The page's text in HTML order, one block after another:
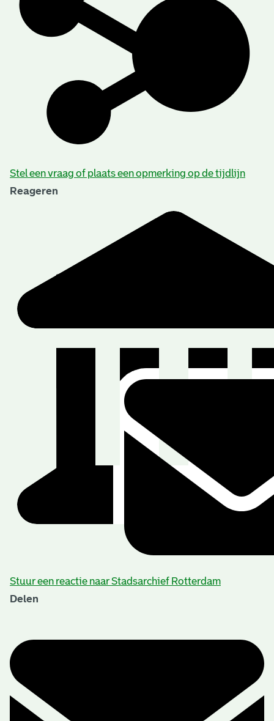
Stel een vraag of plaats een opmerking op de tijdlijn
Reageren
Stuur een reactie naar Stadsarchief Rotterdam
Delen